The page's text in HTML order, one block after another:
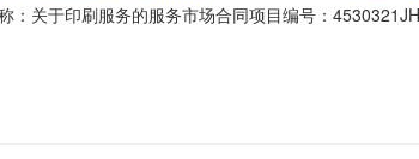
关于印刷服务的服务市场合同项目编号：
桥文印分店所属地域：曲靖市所属行业：装订及印刷
（或单一来源审核前公示）：专家抽取记录：中标、